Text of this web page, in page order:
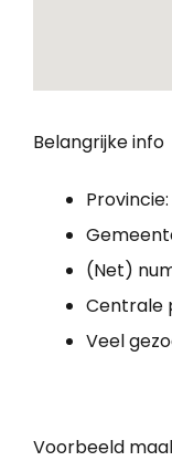
Belangrijke info
Provincie:
(Net)
Centrale
Veel
Voorbeeld